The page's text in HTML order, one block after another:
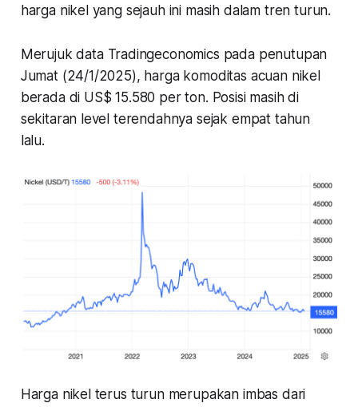
harga nikel yang sejauh ini masih dalam tren turun.
Merujuk data Tradingeconomics pada penutupan
Jumat (24/1/2025), harga komoditas acuan nikel
berada di US$ 15.580 per ton. Posisi masih di
sekitaran level terendahnya sejak empat tahun
lalu.
Harga nikel terus turun merupakan imbas dari